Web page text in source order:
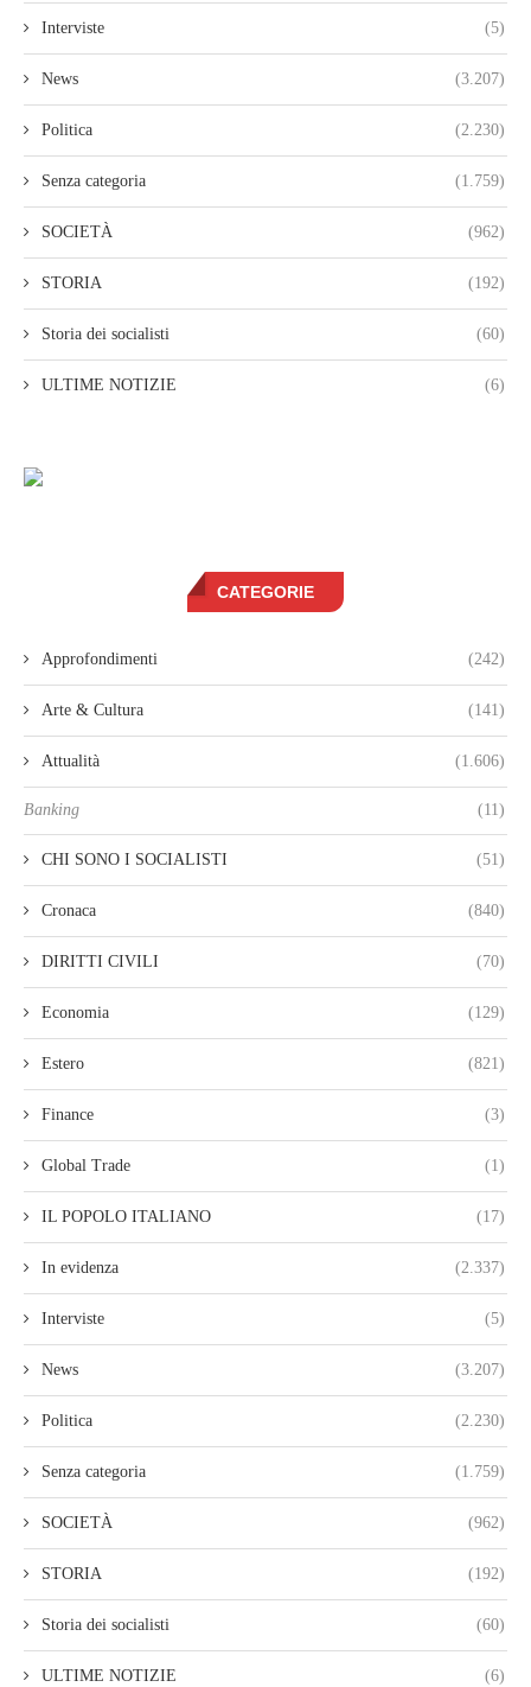
Interviste (5)
News (3.207)
Politica (2.230)
Senza categoria (1.759)
SOCIETÀ (962)
STORIA (192)
Storia dei socialisti (60)
ULTIME NOTIZIE (6)
CATEGORIE
Approfondimenti (242)
Arte & Cultura (141)
Attualità (1.606)
Banking (11)
CHI SONO I SOCIALISTI (51)
Cronaca (840)
DIRITTI CIVILI (70)
Economia (129)
Estero (821)
Finance (3)
Global Trade (1)
IL POPOLO ITALIANO (17)
In evidenza (2.337)
Interviste (5)
News (3.207)
Politica (2.230)
Senza categoria (1.759)
SOCIETÀ (962)
STORIA (192)
Storia dei socialisti (60)
ULTIME NOTIZIE (6)